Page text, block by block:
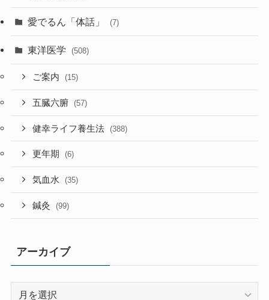
愛でるん「体話」 (7)
東洋医学 (508)
ご案内 (15)
五臓六腑 (57)
健幸ライフ養生法 (388)
更年期 (6)
気血水 (35)
鍼灸 (99)
アーカイブ